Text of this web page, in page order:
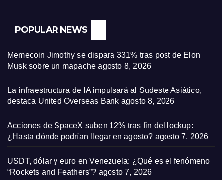
POPULAR NEWS
Memecoin Jimothy se dispara 331% tras post de Elon
Musk sobre un mapache agosto 8, 2026
La infraestructura de IA impulsará al Sudeste Asiático,
destaca United Overseas Bank agosto 8, 2026
Acciones de SpaceX suben 12% tras fin del lockup:
¿Hasta dónde podrían llegar en agosto? agosto 7, 2026
USDT, dólar y euro en Venezuela: ¿Qué es el fenómeno
“Rockets and Feathers”? agosto 7, 2026